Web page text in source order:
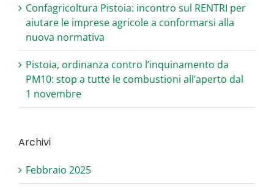
Confagricoltura Pistoia: incontro sul RENTRI per
aiutare le imprese agricole a conformarsi alla
nuova normativa
Pistoia, ordinanza contro l’inquinamento da
PM10: stop a tutte le combustioni all’aperto dal
1 novembre
Archivi
Febbraio 2025